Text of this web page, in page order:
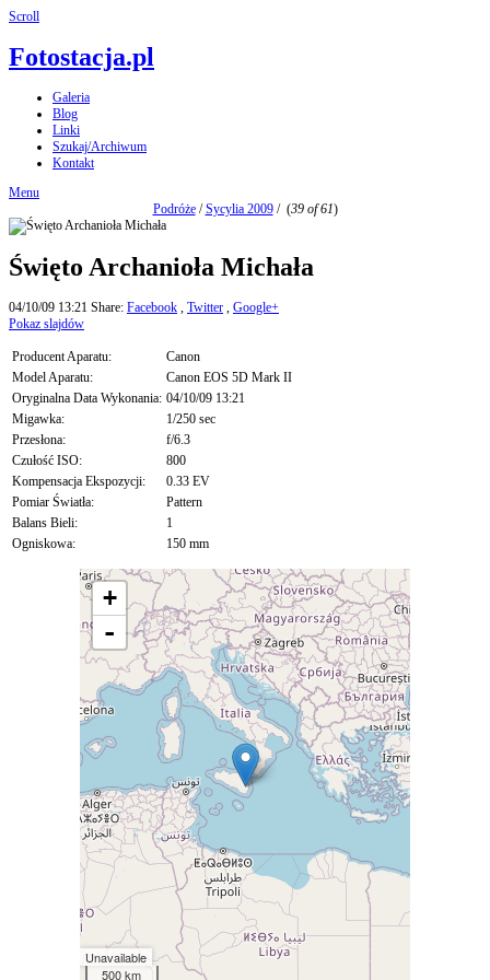
Scroll
Fotostacja.pl
Galeria
Blog
Linki
Szukaj/Archiwum
Kontakt
Menu
Podróże/Sycylia 2009/ (39 of 61)
Święto Archanioła Michała
04/10/09 13:21 Share: Facebook , Twitter , Google+
Pokaz slajdów
Producent Aparatu:
Canon
Model Aparatu:
Canon EOS 5D Mark II
Oryginalna Data Wykonania: 04/10/09 13:21
Migawka:
1/250 sec
Przesłona:
f/6.3
Czułość ISO:
800
Kompensacja Ekspozycji:
0.33 EV
Pomiar Światła:
Pattern
Balans Bieli:
1
Ogniskowa:
150 mm
+
-
Unavailable
500 km